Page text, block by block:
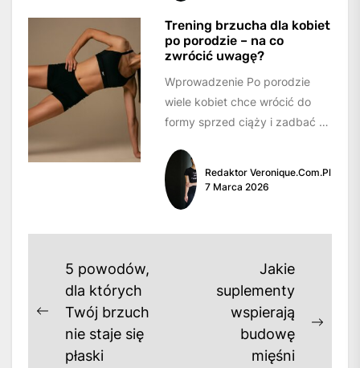
Trening brzucha dla kobiet
po porodzie – na co
zwrócić uwagę?
Wprowadzenie Po porodzie
wiele kobiet chce wrócić do
formy sprzed ciąży i zadbać o
Redaktor Veronique.com.pl
7 Marca 2026
Nawigacja
wpisu
Previous
post:
5 powodów,
dla których
Twój brzuch
nie staje się
płaski
Jakie
suplementy
wspierają
budowę
mięśni